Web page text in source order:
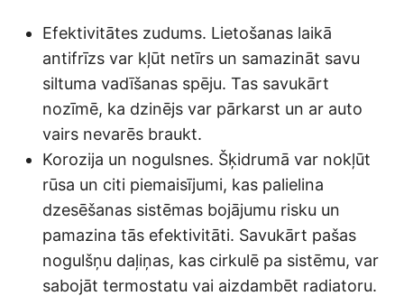
Efektivitātes zudums. Lietošanas laikā
antifrīzs var kļūt netīrs un samazināt savu
siltuma vadīšanas spēju. Tas savukārt
nozīmē, ka dzinējs var pārkarst un ar auto
vairs nevarēs braukt.
Korozija un nogulsnes. Šķidrumā var nokļūt
rūsa un citi piemaisījumi, kas palielina
dzesēšanas sistēmas bojājumu risku un
pamazina tās efektivitāti. Savukārt pašas
nogulšņu daļiņas, kas cirkulē pa sistēmu, var
sabojāt termostatu vai aizdambēt radiatoru.